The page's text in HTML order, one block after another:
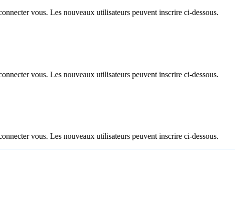
vous. Les nouveaux utilisateurs peuvent inscrire ci-dessous.
vous. Les nouveaux utilisateurs peuvent inscrire ci-dessous.
vous. Les nouveaux utilisateurs peuvent inscrire ci-dessous.